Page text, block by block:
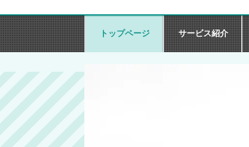
トップページ サービス紹介